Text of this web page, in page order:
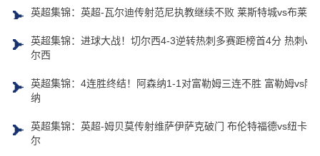
英超集锦：英超-瓦尔迪传射范尼执教继续不败 莱斯特城vs布莱顿
英超集锦：进球大战！切尔西4-3逆转热刺多赛距榜首4分 热刺vs
尔西
英超集锦：4连胜终结！阿森纳1-1对富勒姆三连不胜 富勒姆vs阿
纳
英超集锦：英超-姆贝莫传射维萨伊萨克破门 布伦特福德vs纽卡斯
尔